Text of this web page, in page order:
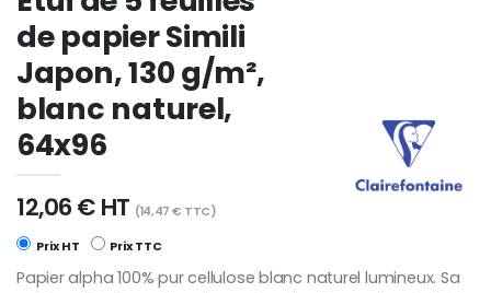
de papier Simili
Japon, 130 g/m²,
blanc naturel,
64x96
12,06 € HT (14,47 € TTC)
Prix HT Prix TTC
Papier alpha 100% pur cellulose blanc naturel lumineux. Sa